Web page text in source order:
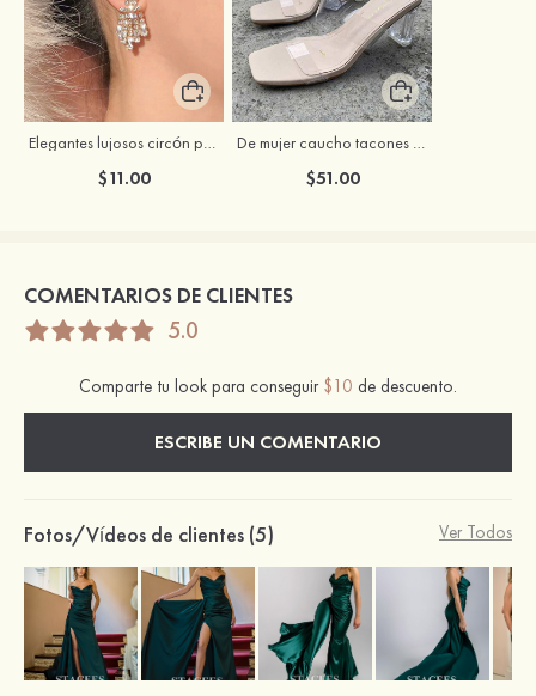
$11.00 $51.00
COMENTARIOS DE CLIENTES
5.0
Comparte tu look para conseguir $10 de descuento.
ESCRIBE UN COMENTARIO
Fotos/Vídeos de clientes (5) Ver Todos